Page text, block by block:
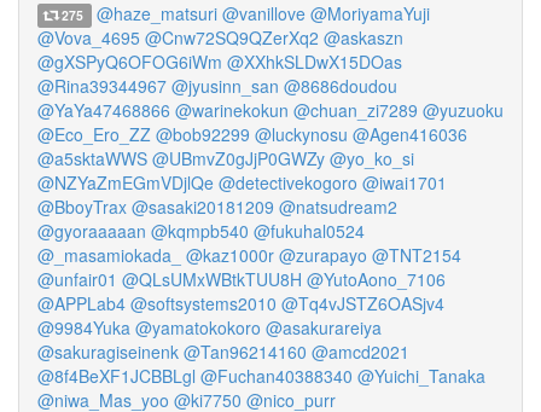
275 @haze_matsuri @vanillove @MoriyamaYuji
@Vova_4695 @Cnw72SQ9QZerXq2 @askaszn
@gXSPyQ6OFOG6iWm @XXhkSLDwX15DOas
@Rina39344967 @jyusinn_san @8686doudou
@YaYa47468866 @warinekokun @chuan_zi7289 @yuzuoku
@Eco_Ero_ZZ @bob92299 @luckynosu @Agen416036
@a5sktaWWS @UBmvZ0gJjP0GWZy @yo_ko_si
@NZYaZmEGmVDjlQe @detectivekogoro @iwai1701
@BboyTrax @sasaki20181209 @natsudream2
@gyoraaaaan @kqmpb540 @fukuhal0524
@_masamiokada_ @kaz1000r @zurapayo @TNT2154
@unfair01 @QLsUMxWBtkTUU8H @YutoAono_7106
@APPLab4 @softsystems2010 @Tq4vJSTZ6OASjv4
@9984Yuka @yamatokokoro @asakurareiya
@sakuragiseinenk @Tan96214160 @amcd2021
@8f4BeXF1JCBBLgl @Fuchan40388340 @Yuichi_Tanaka
@niwa_Mas_yoo @ki7750 @nico_purr